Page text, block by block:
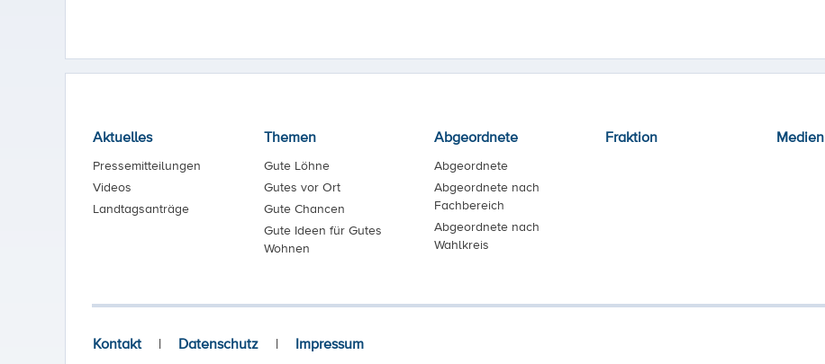
Aktuelles
Pressemitteilungen
Videos
Landtagsanträge
Themen
Gute Löhne
Gutes vor Ort
Gute Chancen
Gute Ideen für Gutes
Wohnen
Abgeordnete
Abgeordnete
Abgeordnete nach
Fachbereich
Abgeordnete nach
Wahlkreis
Fraktion Medien
Kontakt | Datenschutz | Impressum